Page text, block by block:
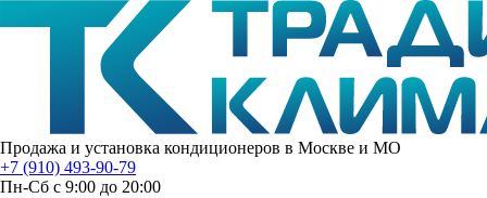
Продажа и установка кондиционеров в Москве и МО
+7 (910) 493-90-79
Пн-Сб с 9:00 до 20:00